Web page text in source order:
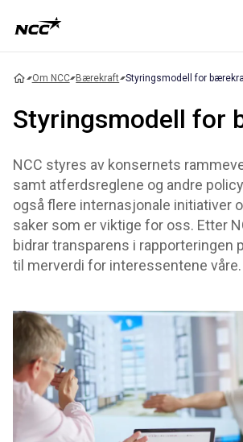
Om NCC Bærekraft Styringsmodell for
Styringsmodell for
NCC styres av konsernets
samt atferdsreglene og andre
også flere internasjonale initiativer
saker som er viktige for oss. Etter
bidrar transparens i rapporteringen
til merverdi for interessentene våre.